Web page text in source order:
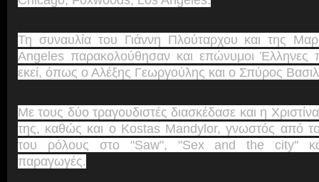
Τη συναυλία του Γιάννη Πλούταρχου και της
Angeles παρακολούθησαν και επώνυμοι Έλληνες
εκεί, όπως ο Αλέξης Γεωργούλης και ο Σπύρος
Με τους δύο τραγουδιστές διασκέδασε και η
της, καθώς και ο Kostas Mandylor, γνωστός από
του ρόλους στο "Saw", "Sex and the city" και
παραγωγές.